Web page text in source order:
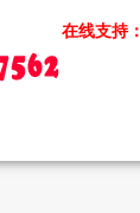
在线支持：